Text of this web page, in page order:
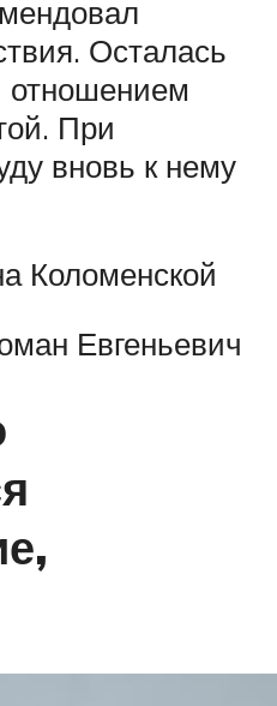
Осталась
отношением
При
вновь к нему
Коломенской
Евгеньевич